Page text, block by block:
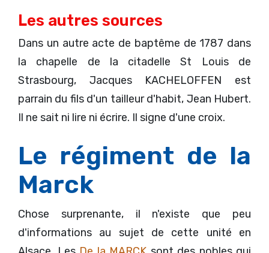
Les autres sources
Dans un autre acte de baptême de 1787 dans
la chapelle de la citadelle St Louis de
Strasbourg, Jacques KACHELOFFEN est
parrain du fils d'un tailleur d'habit, Jean Hubert.
Il ne sait ni lire ni écrire. Il signe d'une croix.
Le régiment de la
Marck
Chose surprenante, il n'existe que peu
d'informations au sujet de cette unité en